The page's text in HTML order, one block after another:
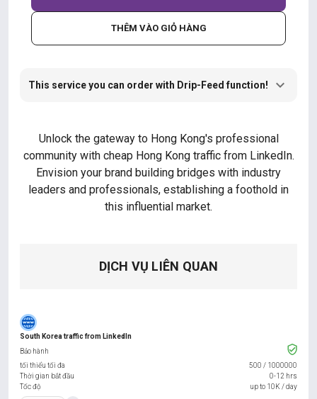
THÊM VÀO GIỎ HÀNG
This service you can order with Drip-Feed function!
Unlock the gateway to Hong Kong's professional
community with cheap Hong Kong traffic from LinkedIn.
Envision your brand building bridges with industry
leaders and professionals, establishing a foothold in
this influential market.
DỊCH VỤ LIÊN QUAN
South Korea traffic from LinkedIn
Bảo hành
tối thiểu tối đa
500 / 1000000
Thời gian bắt đầu
0-12 hrs
Tốc độ
up to 10K / day